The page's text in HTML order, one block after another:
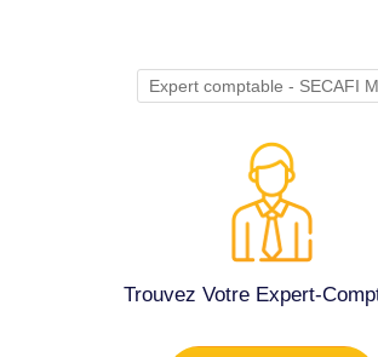
Expert comptable - SECAFI
Trouvez Votre Expert-